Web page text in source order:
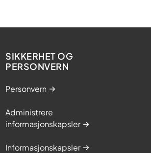
SIKKERHET OG
PERSONVERN
Personvern
Administrere
informasjonskapsler
Informasjonskapsler